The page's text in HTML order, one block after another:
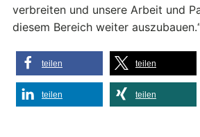
verbreiten und unsere Arbeit und
diesem Bereich weiter
teilen teilen
teilen teilen